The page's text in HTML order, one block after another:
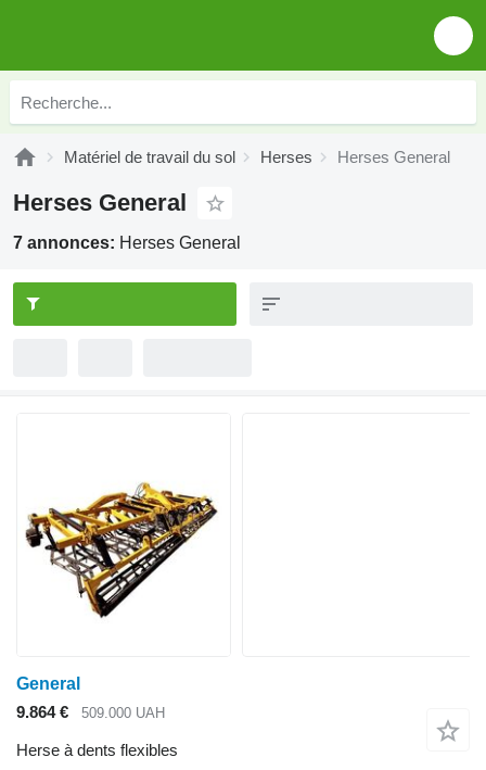
Matériel de travail du sol Herses Herses General
Herses General
7 annonces: Herses General
General
9.864 €
509.000 UAH
Herse à dents flexibles